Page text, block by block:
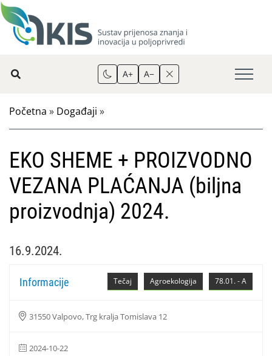
A+ A−
Početna » Događaji »
EKO SHEME + PROIZVODNO
VEZANA PLAĆANJA (biljna
proizvodnja) 2024.
16.9.2024.
78.01. - A
Agroekologija
Tečaj
Informacije
31550 Valpovo, Trg kralja Tomislava 12
2024-10-22